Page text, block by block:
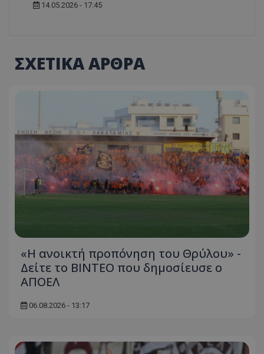
14.05.2026 - 17:45
ΣΧΕΤΙΚΑ ΑΡΘΡΑ
«Η ανοικτή προπόνηση του Θρύλου» -
Δείτε το ΒΙΝΤΕΟ που δημοσίευσε ο
ΑΠΟΕΛ
06.08.2026 - 13:17